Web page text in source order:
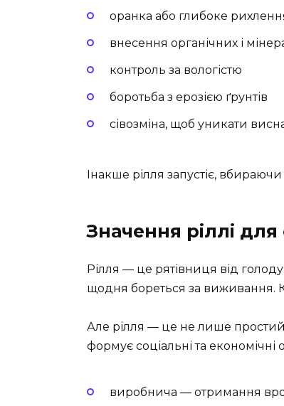
оранка або глибоке
внесення органічних і
контроль за вологістю
боротьба з ерозією ґрунтів
сівозміна, щоб уникати
Інакше рілля запустіє,
Значення ріллі для
Рілля — це рятівниця від
щодня бореться за виживання.
Але рілля — це не лише
формує соціальні та економічні
виробнича — отримання